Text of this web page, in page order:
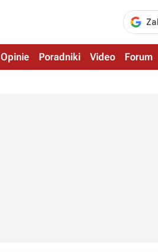
Opinie Poradniki Video Forum